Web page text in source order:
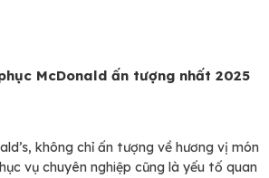
McDonald ấn tượng nhất 2025
không chỉ ấn tượng về hương vị món
vụ chuyên nghiệp cũng là yếu tố quan